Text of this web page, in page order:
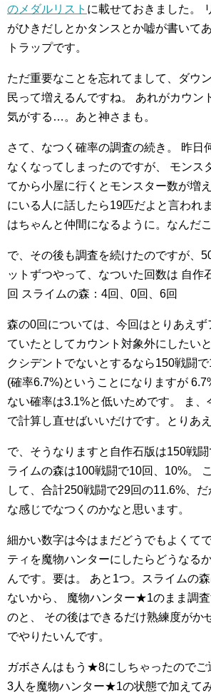
のメダルリスト に載せておきました。
がひきだしとかタンスとか嘘が書いて
トラップです。
ただ重要なことを忘れてまして、ダウ
民って増えるんですね。
あれがカウン
気がする…。あと神さまも。
さて、なつく確率の調査の続き。
昨日
なくなってしまったのですが、
モンス
てから小屋に行くとモンスター数が増え
にいる人に話したら19匹だよと言われ
はちゃんと仲間になるように。なんだこ
で、その後も調査を続けたのですが、
ットずつやって、なついた回数は 自作
回 スライムの森：4回、0回、6回
森の0回については、今回はとりあえず
ていたとしてカウント対象外にしたいと
クシデントでないとするなら150戦闘
(確率6.7%)ということになりますが
ない確率は3.1%と低いためです。
ま、
で計算し直せばいいだけです。とりあ
で、そうなりますと自作石版は150戦
ライムの森は100戦闘で10回、10%。
して、合計250戦闘で29回の11.6%、
な感じでなつくのかなと思います。
細かい数字は今はまだどうでもよくてで
ティを魔物ハンターにしたらどうなる
んです。要は。
あと1つ。スライムの
ないから、
魔物ハンター★1のまま調
のと、
その後はできるだけ熟練度がか
でやりたいんです。
ガボさんはもう★8にしちゃったのでご
3人を魔物ハンター★1の状態で加えてみ